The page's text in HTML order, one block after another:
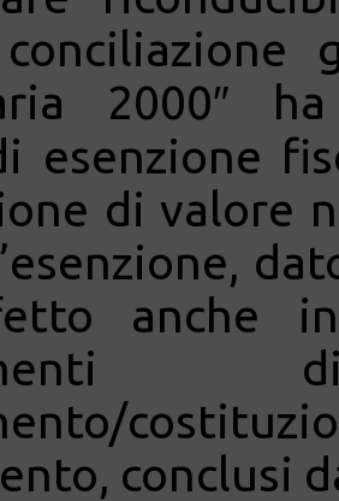
2000″
esenzione
di valore
anche
conclusi